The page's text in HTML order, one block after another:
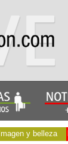
Imagen y belleza